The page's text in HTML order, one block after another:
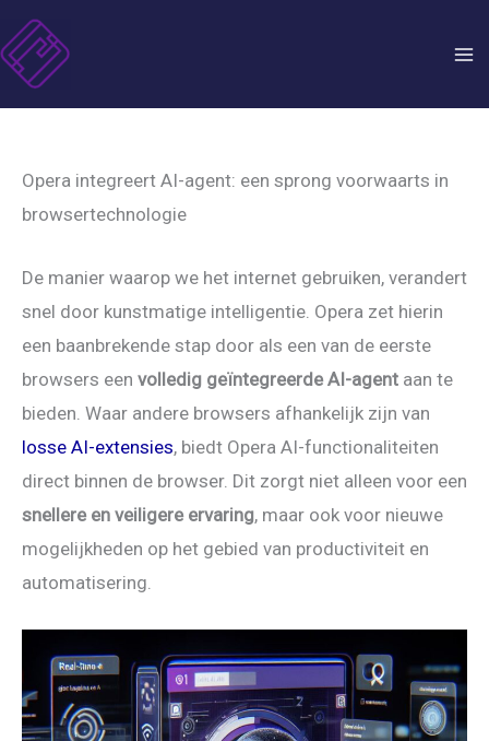
Skip
to
content
Opera integreert AI-agent: een sprong voorwaarts in
browsertechnologie
De manier waarop we het internet gebruiken, verandert
snel door kunstmatige intelligentie. Opera zet hierin
een baanbrekende stap door als een van de eerste
browsers een volledig geïntegreerde AI-agent aan te
bieden. Waar andere browsers afhankelijk zijn van
losse AI-extensies, biedt Opera AI-functionaliteiten
direct binnen de browser. Dit zorgt niet alleen voor een
snellere en veiligere ervaring, maar ook voor nieuwe
mogelijkheden op het gebied van productiviteit en
automatisering.